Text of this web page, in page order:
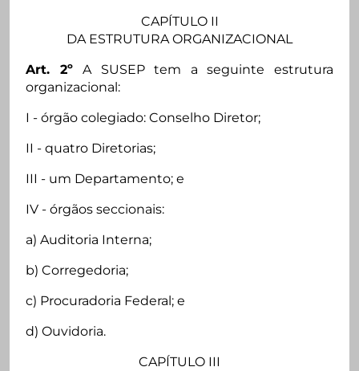
CAPÍTULO II
DA ESTRUTURA ORGANIZACIONAL
Art. 2ºA SUSEP tem a seguinte estrutura
organizacional:
I - órgão colegiado: Conselho Diretor;
II - quatro Diretorias;
III - um Departamento; e
IV - órgãos seccionais:
a) Auditoria Interna;
b) Corregedoria;
c) Procuradoria Federal; e
d) Ouvidoria.
CAPÍTULO III